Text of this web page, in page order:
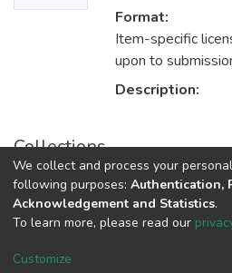
Format:
Item-specific
upon to
Description:
Collections
العدد الثلاثون .30
Cookie
We collect and process your
following purposes: Authentication,
Acknowledgement and Statistics.
To learn more, please read our
Customize